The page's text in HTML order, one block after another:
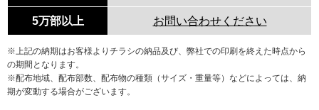
5万部以上 お問い合わせください
※上記の納期はお客様よりチラシの納品及び、弊社での印刷を終えた時点から
の期間となります。
※配布地域、配布部数、配布物の種類（サイズ・重量等）などによっては、納
期が変動する場合がございます。